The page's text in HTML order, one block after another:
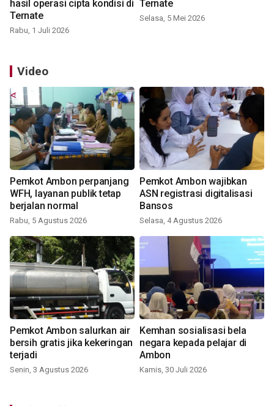
hasil operasi cipta kondisi di
Ternate
Rabu, 1 Juli 2026
Ternate
Selasa, 5 Mei 2026
Video
Pemkot Ambon perpanjang
WFH, layanan publik tetap
berjalan normal
Rabu, 5 Agustus 2026
Pemkot Ambon wajibkan
ASN registrasi digitalisasi
Bansos
Selasa, 4 Agustus 2026
Pemkot Ambon salurkan air
bersih gratis jika kekeringan
terjadi
Senin, 3 Agustus 2026
Kemhan sosialisasi bela
negara kepada pelajar di
Ambon
Kamis, 30 Juli 2026